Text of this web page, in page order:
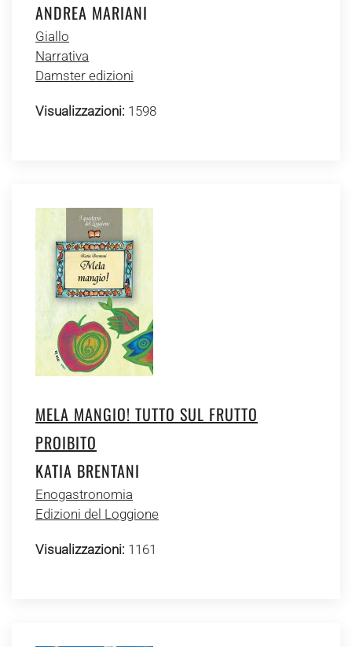
ANDREA MARIANI
Giallo
Narrativa
Damster edizioni
Visualizzazioni: 1598
MELA MANGIO! TUTTO SUL FRUTTO
PROIBITO
KATIA BRENTANI
Enogastronomia
Edizioni del Loggione
Visualizzazioni: 1161